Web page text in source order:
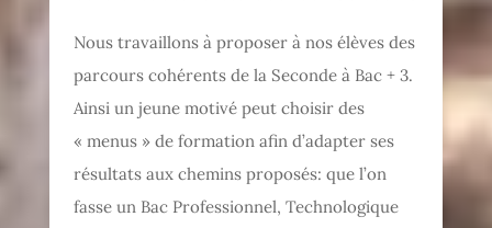
Nous travaillons à proposer à nos élèves des
parcours cohérents de la Seconde à Bac + 3.
Ainsi un jeune motivé peut choisir des
« menus » de formation afin d’adapter ses
résultats aux chemins proposés: que l’on
fasse un Bac Professionnel, Technologique